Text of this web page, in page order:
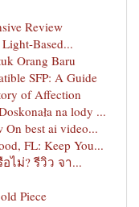
Review
Based...
Orang Baru
SFP: A Guide
of Affection
na lody ...
On best ai video...
FL: Keep You...
ไม่? รีวิว จา...
Piece